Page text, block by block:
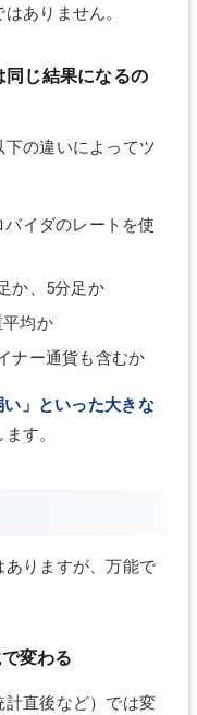
ありません。
同じ結果になるの
の違いによってツ
バイダのレートを使
か、5分足か
均か
ナー通貨も含むか
い」といった大きな
ます。
りますが、万能で
変わる
直後など）では変